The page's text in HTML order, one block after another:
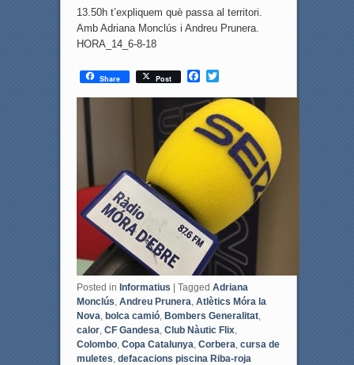
13.50h t’expliquem què passa al territori.
Amb Adriana Monclús i Andreu Prunera.
HORA_14_6-8-18
Share Post
F
c
e
b
o
T
i
t
t
e
r
Posted in Informatius Tagged Adriana
Monclús, Andreu Prunera, Atlètics Móra la
Nova, bolca camió, Bombers Generalitat,
calor, CF Gandesa, Club Nàutic Flix,
Colombo, Copa Catalunya, Corbera, cursa de
muletes, defacacions piscina Riba-roja